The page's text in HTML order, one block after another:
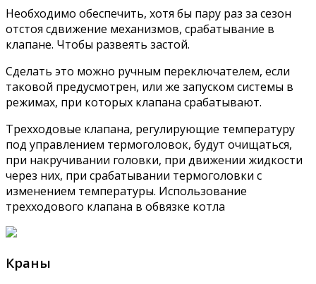
Необходимо обеспечить, хотя бы пару раз за сезон
отстоя сдвижение механизмов, срабатывание в
клапане. Чтобы развеять застой.
Сделать это можно ручным переключателем, если
таковой предусмотрен, или же запуском системы в
режимах, при которых клапана срабатывают.
Трехходовые клапана, регулирующие температуру
под управлением термоголовок, будут очищаться,
при накручивании головки, при движении жидкости
через них, при срабатывании термоголовки с
изменением температуры. Использование
трехходового клапана в обвязке котла
Краны